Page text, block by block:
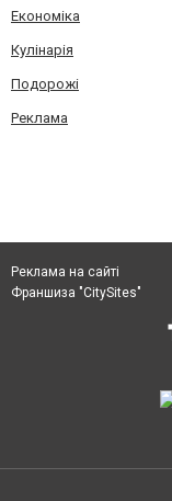
Економіка
Кулінарія
Подорожі
Реклама
Реклама на сайті
Франшиза "CitySites"